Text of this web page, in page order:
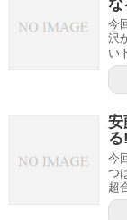
な
今
沢
い
安
今
つ
超